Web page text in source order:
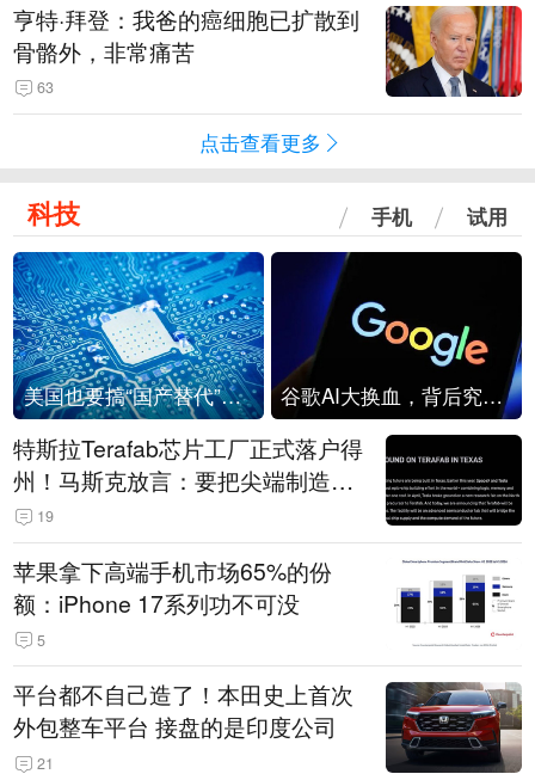
亨特·拜登：我爸的癌细胞已扩散到
骨骼外，非常痛苦
63
点击查看更多
科技 手机 试用
美国也要搞“国产替代”？先算清三笔账 谷歌AI大换血，背后究竟发生了什么？
特斯拉Terafab芯片工厂正式落户得
州！马斯克放言：要把尖端制造带
回美国
19
苹果拿下高端手机市场65%的份
额：iPhone 17系列功不可没
5
平台都不自己造了！本田史上首次
外包整车平台 接盘的是印度公司
21